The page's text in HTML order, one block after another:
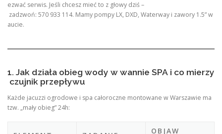
ezwać serwis. Jeśli chcesz mieć to z głowy dziś –
zadzwoń: 570 933 114. Mamy pompy LX, DXD, Waterway i zawory 1.5” w
aucie.
1. Jak działa obieg wody w wannie SPA i co mierzy
czujnik przepływu
Każde jacuzzi ogrodowe i spa całoroczne montowane w Warszawie ma
tzw. „mały obieg” 24h:
OBJAW